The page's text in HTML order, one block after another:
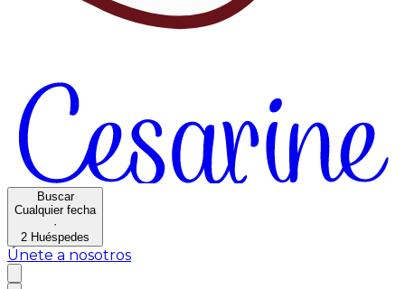
Buscar
Cualquier fecha
·
2 Huéspedes
Únete a nosotros